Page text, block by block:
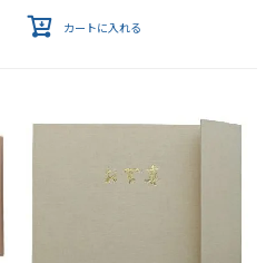
カートに入れる